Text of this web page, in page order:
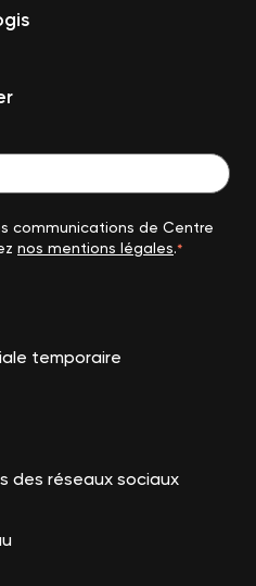
communications de Centre
nos mentions légales.*
temporaire
des réseaux sociaux